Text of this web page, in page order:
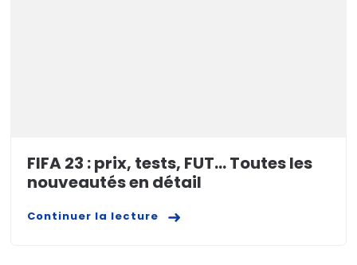
FIFA 23 : prix, tests, FUT… Toutes les
nouveautés en détail
Continuer la lecture